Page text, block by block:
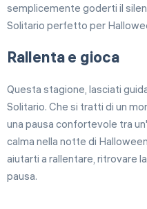
semplicemente goderti il
Solitario perfetto per
Rallenta e gioca
Questa stagione, lasciati
Solitario. Che si tratti di un
una pausa confortevole tra
calma nella notte di
aiutarti a rallentare, ritrovare
pausa.